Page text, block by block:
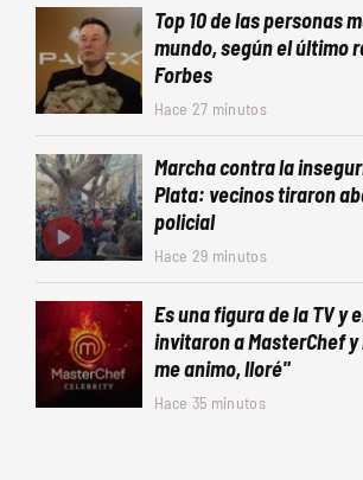
Top 10 de las personas
mundo, según el último
Forbes
Hace 27 minutos
Marcha contra la
Plata: vecinos tiraron
policial
Hace 29 minutos
Es una figura de la TV y
invitaron a MasterChef
me animo, lloré"
Hace 35 minutos